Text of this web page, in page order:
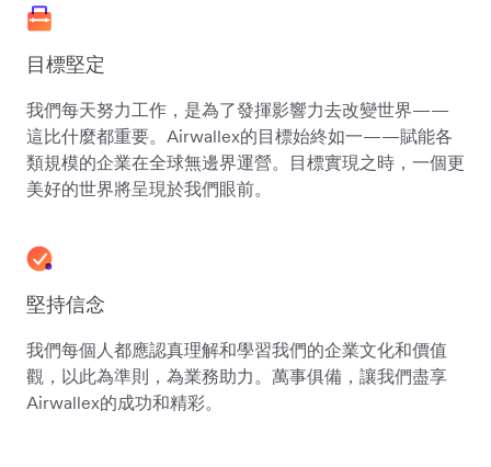
目標堅定
我們每天努力工作，是為了發揮影響力去改變世界——
這比什麼都重要。Airwallex的目標始終如一——賦能各
類規模的企業在全球無邊界運營。目標實現之時，一個更
美好的世界將呈現於我們眼前。
堅持信念
我們每個人都應認真理解和學習我們的企業文化和價值
觀，以此為準則，為業務助力。萬事俱備，讓我們盡享
Airwallex的成功和精彩。